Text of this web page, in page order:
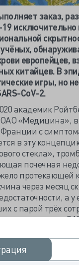
заказ,
19
европейцев,
китайцев. В
игры, но
CoV-2.
академик
«Медицина», в
Франции с
в эту
стекла»,
почечная
протекающей
через месяц
а у
с парой трёх
антитела к
проверить все
в
2019 года.